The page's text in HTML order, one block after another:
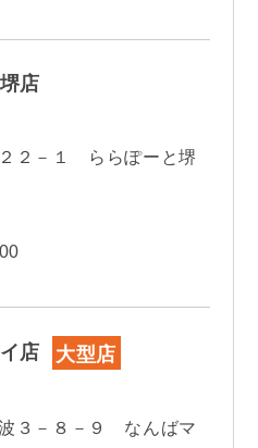
店
２－１ ららぽーと堺
店 大型店
３－８－９ なんばマ